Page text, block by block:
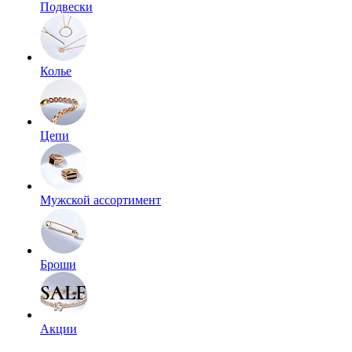
Подвески
Колье
Цепи
Мужской ассортимент
Броши
Акции